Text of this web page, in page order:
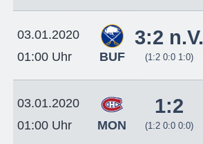
03.01.2020
01:00 Uhr
BUF
3:2 n.V.
(1:2 0:0 1:0)
03.01.2020
01:00 Uhr
MON
1:2
(1:2 0:0 0:0)